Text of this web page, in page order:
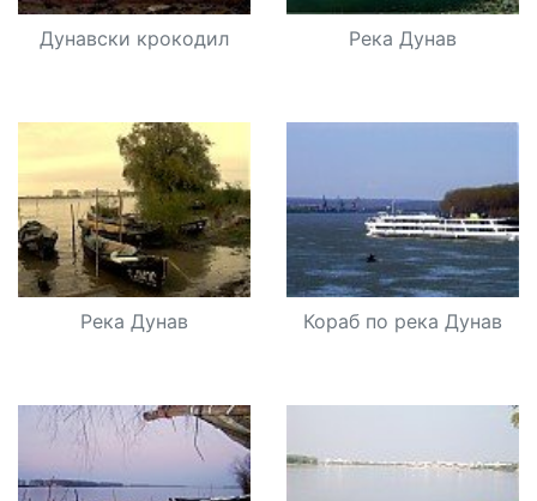
Дунавски крокодил Река Дунав
Река Дунав Кораб по река Дунав